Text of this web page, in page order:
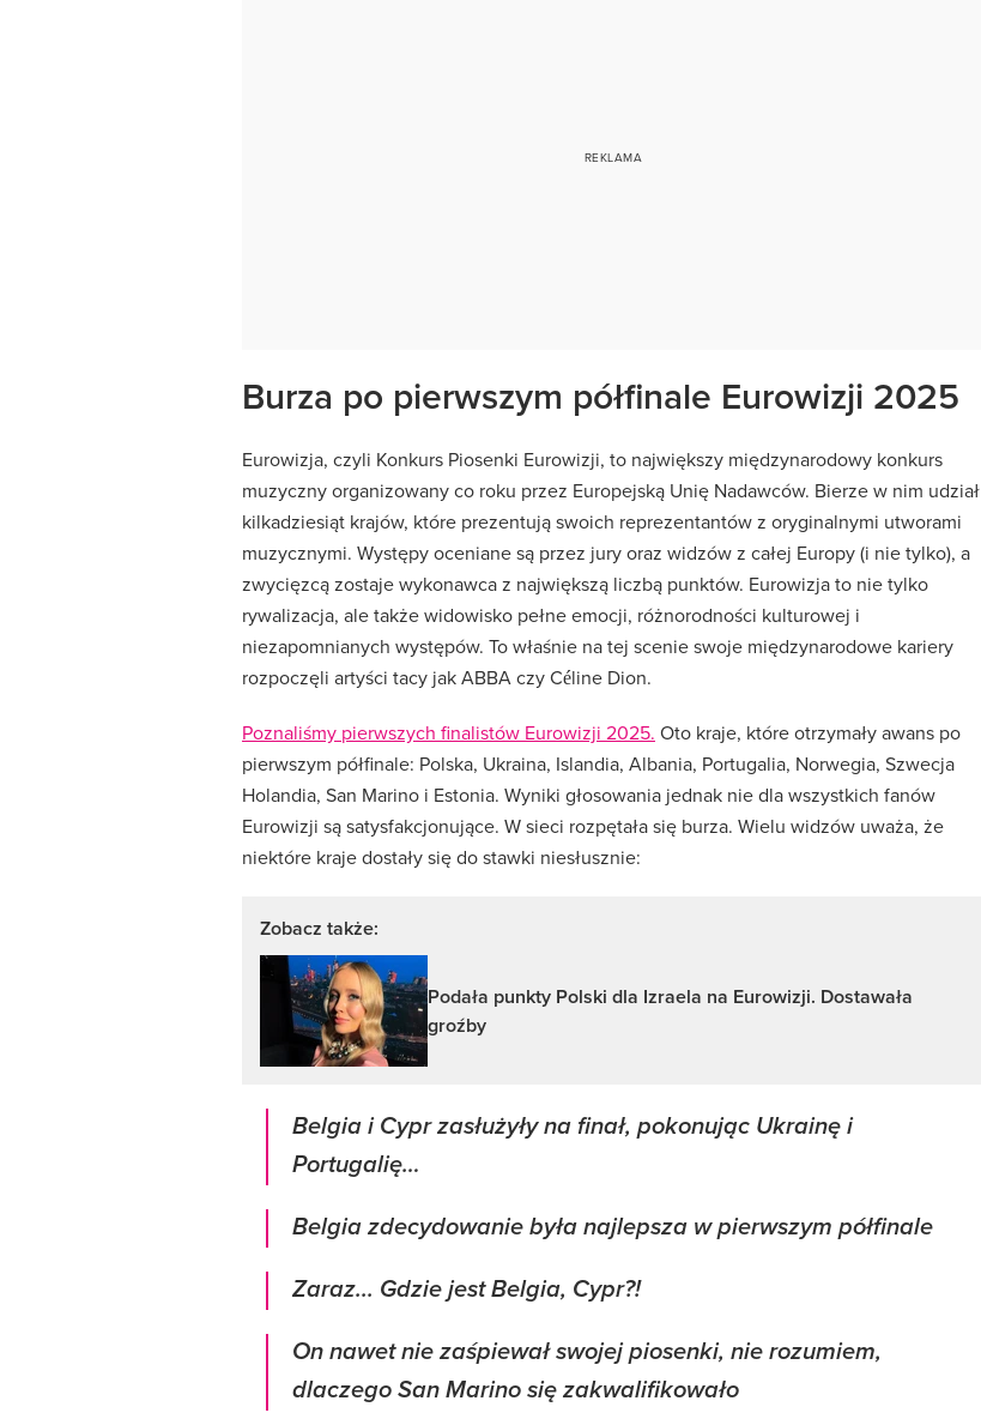
Burza po pierwszym półfinale Eurowizji 2025
Eurowizja, czyli Konkurs Piosenki Eurowizji, to największy międzynarodowy konkurs
muzycznyorganizowanyco roku przez Europejską Unię Nadawców. Bierzew nim udział
kilkadziesiąt krajów, które prezentująswoich reprezentantówz oryginalnymi utworami
muzycznymi. Występyocenianesą przez juryoraz widzówz całej Europy (i nietylko), a
zwycięzcązostajewykonawcaz największą liczbą punktów. Eurowizjato nietylko
rywalizacja, aletakżewidowisko pełneemocji, różnorodności kulturowej i
niezapomnianych występów. Towłaśnie natej scenieswoje międzynarodowe kariery
rozpoczęli artyści tacy jakABBAczyCéline Dion.
Poznaliśmy pierwszych finalistów Eurowizji 2025. Oto kraje, które otrzymały awans po
pierwszym półfinale: Polska, Ukraina, Islandia, Albania, Portugalia, Norwegia, Szwecja
Holandia, San Marino i Estonia. Wyniki głosowania jednak nie dla wszystkich fanów
Eurowizji są satysfakcjonujące. W sieci rozpętała się burza. Wielu widzów uważa, że
niektóre kraje dostały się do stawki niesłusznie:
Zobacz także:
Podała punkty Polski dla Izraela na Eurowizji. Dostawała
groźby
Belgia i Cypr zasłużyły na finał, pokonując Ukrainę i
Portugalię…
Belgia zdecydowanie była najlepsza w pierwszym półfinale
Zaraz... Gdzie jest Belgia, Cypr?!
On nawet nie zaśpiewał swojej piosenki, nie rozumiem,
dlaczego San Marino się zakwalifikowało